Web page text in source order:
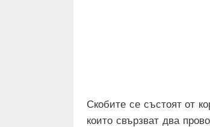
Скобите се състоят от
които свързват два